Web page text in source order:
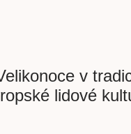
v
lidové